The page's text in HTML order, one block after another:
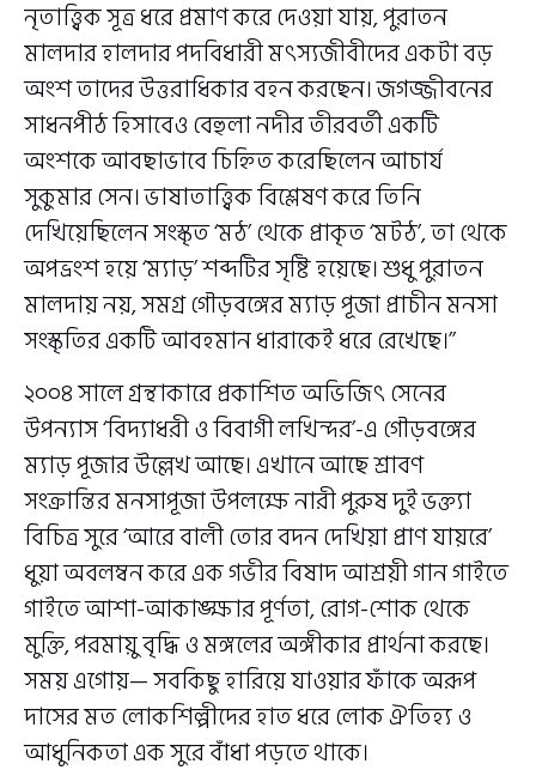
নৃতাত্ত্বিক সূত্র ধরে প্রমাণ করে দেওয়া যায়, পুরাতন
মালদার হালদার পদবিধারী মৎস্যজীবীদের একটা বড়
অংশ তাদের উত্তরাধিকার বহন করছেন। জগজ্জীবনের
সাধনপীঠ হিসাবেও বেহুলা নদীর তীরবর্তী একটি
অংশকে আবছাভাবে চিহ্নিত করেছিলেন আচার্য
সুকুমার সেন। ভাষাতাত্ত্বিক বিশ্লেষণ করে তিনি
দেখিয়েছিলেন সংস্কৃত ‘মঠ’ থেকে প্রাকৃত ‘মটঠ’, তা থেকে
অপভ্রংশ হয়ে ‘ম্যাড়’ শব্দটির সৃষ্টি হয়েছে। শুধু পুরাতন
মালদায় নয়, সমগ্র গৌড়বঙ্গের ম্যাড় পূজা প্রাচীন মনসা
সংস্কৃতির একটি আবহমান ধারাকেই ধরে রেখেছে।’’
২০০৪ সালে গ্রন্থাকারে প্রকাশিত অভিজিৎ সেনের
উপন্যাস ‘বিদ্যাধরী ও বিবাগী লখিন্দর’-এ গৌড়বঙ্গের
ম্যাড় পূজার উল্লেখ আছে। এখানে আছে শ্রাবণ
সংক্রান্তির মনসাপূজা উপলক্ষে নারী পুরুষ দুই ভক্ত্যা
বিচিত্র সুরে ‘আরে বালী তোর বদন দেখিয়া প্রাণ যায়রে’
ধুয়া অবলম্বন করে এক গভীর বিষাদ আশ্রয়ী গান গাইতে
গাইতে আশা-আকাঙ্ক্ষার পূর্ণতা, রোগ-শোক থেকে
মুক্তি, পরমায়ু বৃদ্ধি ও মঙ্গলের অঙ্গীকার প্রার্থনা করছে।
সময় এগোয়— সবকিছু হারিয়ে যাওয়ার ফাঁকে অরূপ
দাসের মত লোকশিল্পীদের হাত ধরে লোক ঐতিহ্য ও
আধুনিকতা এক সুরে বাঁধা পড়তে থাকে।